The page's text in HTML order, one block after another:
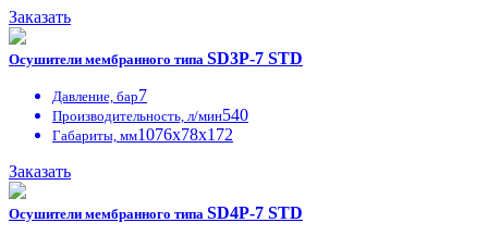
Заказать
Осушители мембранного типа SD3P-7 STD
Давление, бар7
Производительность, л/мин540
Габариты, мм1076х78х172
Заказать
Осушители мембранного типа SD4P-7 STD